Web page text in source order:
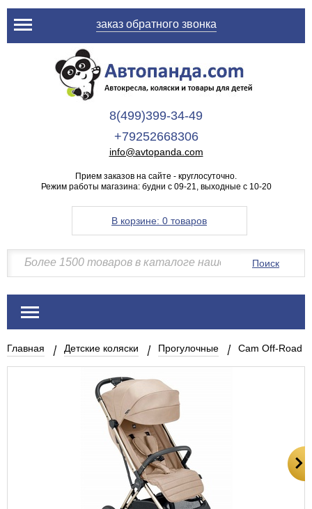
заказ обратного звонка
8(499)399-34-49
+79252668306
info@avtopanda.com
Прием заказов на сайте - круглосуточно.
Режим работы магазина: будни с 09-21, выходные с 10-20
В корзине: 0 товаров
Поиск
Главная Детские коляски Прогулочные Cam Off-Road